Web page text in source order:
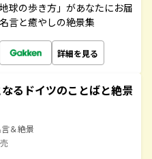
球の歩き方」があなたにお届
言と癒やしの絶景集
詳細を見る
るドイツのことばと絶景
＆絶景